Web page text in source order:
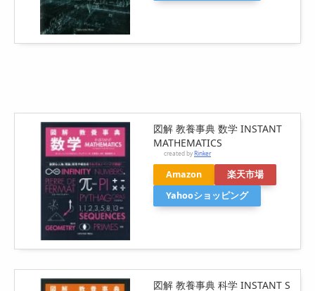
図解 教養事典 数学 INSTANT
MATHEMATICS
created byRinker
Amazon
楽天市場
Yahooショッピング
図解 教養事典 科学 INSTANT S